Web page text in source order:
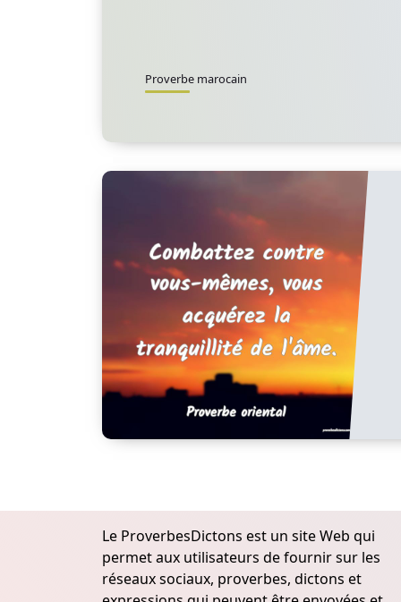
Proverbe marocain
Le ProverbesDictons est un site Web qui
permet aux utilisateurs de fournir sur les
réseaux sociaux, proverbes, dictons et